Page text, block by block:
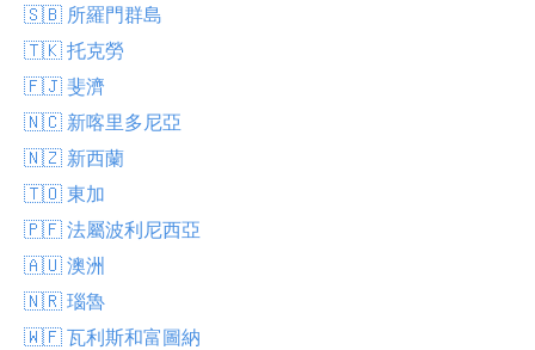
🇸🇧 所羅門群島
🇹🇰 托克勞
🇫🇯 斐濟
🇳🇨 新喀里多尼亞
🇳🇿 新西蘭
🇹🇴 東加
🇵🇫 法屬波利尼西亞
🇦🇺 澳洲
🇳🇷 瑙魯
🇼🇫 瓦利斯和富圖納